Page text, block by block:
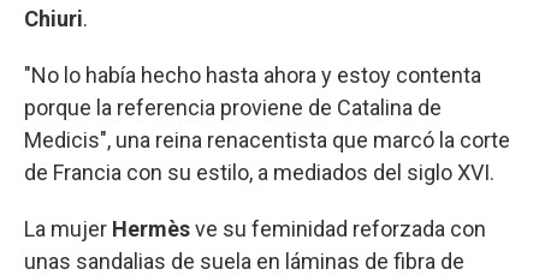
Chiuri.
"No lo había hecho hasta ahora y estoy contenta
porque la referencia proviene de Catalina de
Medicis", una reina renacentista que marcó la corte
de Francia con su estilo, a mediados del siglo XVI.
La mujer Hermèsve su feminidad reforzada con
unas sandalias de suela en láminas de fibra de